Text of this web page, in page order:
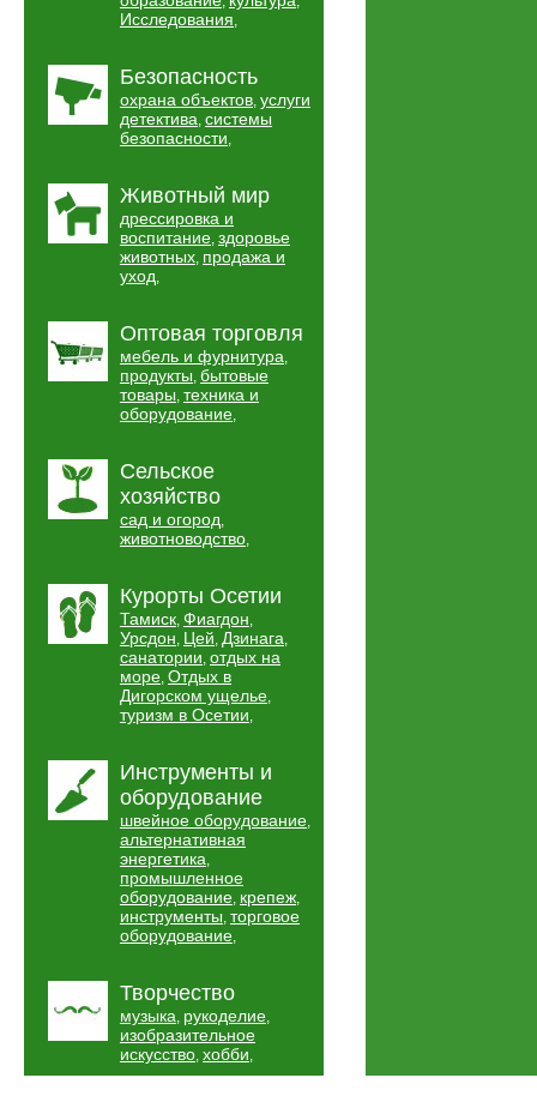
Исследования,
Безопасность
охрана объектов, услуги
детектива, системы
безопасности,
Животный мир
дрессировка и
воспитание, здоровье
животных, продажа и
уход,
Оптовая торговля
мебель и фурнитура,
продукты, бытовые
товары, техника и
оборудование,
Сельское
хозяйство
сад и огород,
животноводство,
Курорты Осетии
Тамиск, Фиагдон,
Урсдон, Цей, Дзинага,
санатории, отдых на
море, Отдых в
Дигорском ущелье,
туризм в Осетии,
Инструменты и
оборудование
швейное оборудование,
альтернативная
энергетика,
промышленное
оборудование, крепеж,
инструменты, торговое
оборудование,
Творчество
музыка, рукоделие,
изобразительное
искусство, хобби,